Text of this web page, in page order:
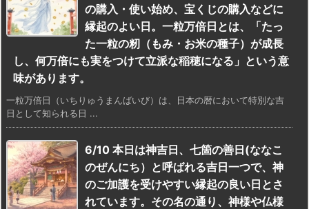
の購入・使い始め、宝くじの購入などに
縁起のよい日。一粒万倍日とは、「たっ
た一粒の籾（もみ・お米の種子）が成長
し、何万倍にも実をつけて立派な稲穂になる」という意
味があります。
一粒万倍日（いちりゅうまんばいび）は、日本の暦において特別な吉
日として知られる日 ...
6/10 本日は神吉日、七箇の善日(ななこ
のぜんにち）と呼ばれる吉日一つで、神
のご加護を受けやすい縁起の良い日とさ
れています。その名の通り、神様や仏様